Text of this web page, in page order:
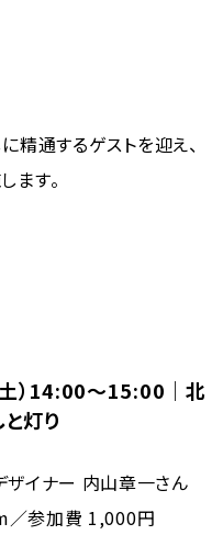
精通するゲストを迎え、
ます。
）14:00〜15:00｜北
灯り
ザイナー 内山章一さん
／参加費 1,000円